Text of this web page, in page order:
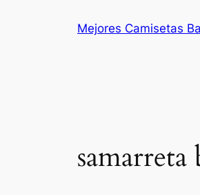
Mejores Camisetas
samarreta